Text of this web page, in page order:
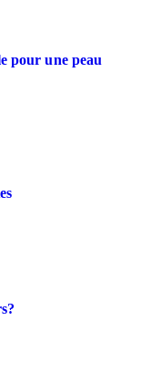
pour une peau